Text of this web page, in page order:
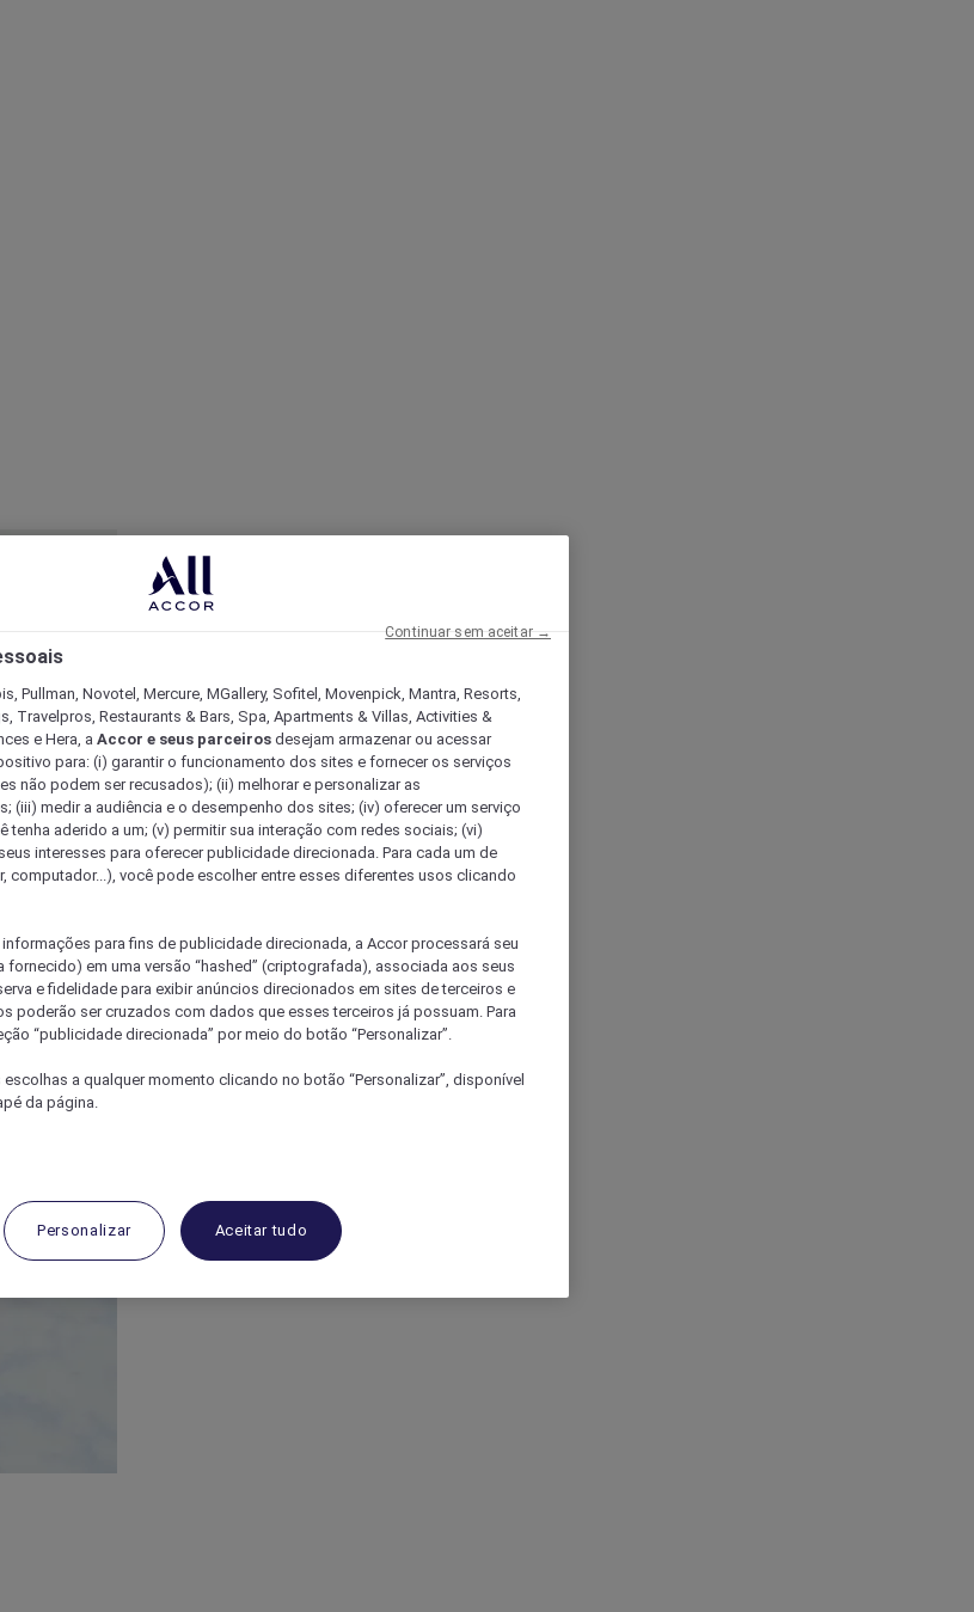
Pullman, Novotel, Mercure, MGallery, Sofitel, Movenpick, Mantra, Resorts,
Travelpros, Restaurants & Bars, Spa, Apartments & Villas, Activities &
e Hera, a Accor e seus parceiros desejam armazenar ou acessar
para: (i) garantir o funcionamento dos sites e fornecer os serviços
não podem ser recusados); (ii) melhorar e personalizar as
(iii) medir a audiência e o desempenho dos sites; (iv) oferecer um serviço
tenha aderido a um; (v) permitir sua interação com redes sociais; (vi)
interesses para oferecer publicidade direcionada. Para cada um de
computador...), você pode escolher entre esses diferentes usos clicando
para fins de publicidade direcionada, a Accor processará seu
fornecido) em uma versão “hashed” (criptografada), associada aos seus
e fidelidade para exibir anúncios direcionados em sites de terceiros e
poderão ser cruzados com dados que esses terceiros já possuam. Para
“publicidade direcionada” por meio do botão “Personalizar”.
a qualquer momento clicando no botão “Personalizar”, disponível
da página.
Personalizar Aceitar tudo
Continuar sem aceitar →